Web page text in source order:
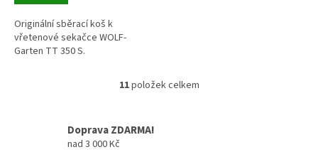
Originální sběrací koš k
vřetenové sekačce WOLF-
Garten TT 350 S.
O
11položek celkem
Doprava ZDARMA!
nad 3 000 Kč